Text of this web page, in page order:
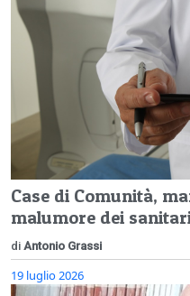
Case di Comunità,
malumore dei
di Antonio Grassi
19 luglio 2026